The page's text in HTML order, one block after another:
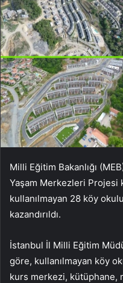
Milli Eğitim Bakanlığı
Yaşam Merkezleri Projesi
kullanılmayan 28 köy
kazandırıldı.
İstanbul İl Milli Eğitim
göre, kullanılmayan köy
kurs merkezi, kütüphane,